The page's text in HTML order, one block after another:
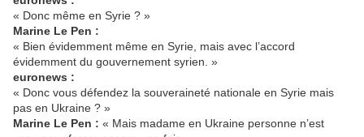
« Donc même en Syrie ? »
Marine Le Pen :
« Bien évidemment même en Syrie, mais avec l’accord
évidemment du gouvernement syrien. »
euronews :
« Donc vous défendez la souveraineté nationale en Syrie mais
pas en Ukraine ? »
Marine Le Pen : « Mais madame en Ukraine personne n’est